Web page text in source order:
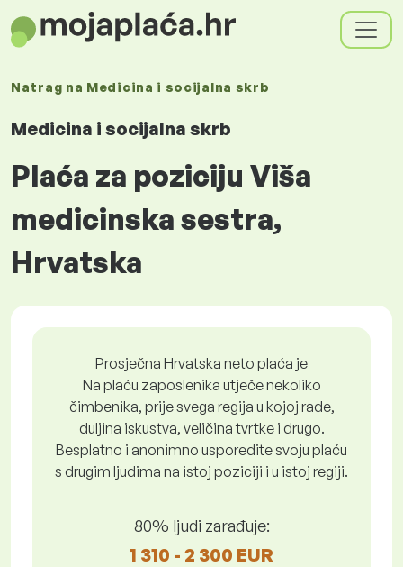
Natrag na Medicina i socijalna skrb
Medicina i socijalna skrb
Plaća za poziciju Viša
medicinska sestra,
Hrvatska
Prosječna Hrvatska neto plaća je
Na plaću zaposlenika utječe nekoliko
čimbenika, prije svega regija u kojoj rade,
duljina iskustva, veličina tvrtke i drugo.
Besplatno i anonimno usporedite svoju plaću
s drugim ljudima na istoj poziciji i u istoj regiji.
80% ljudi zarađuje:
1 310 - 2 300 EUR